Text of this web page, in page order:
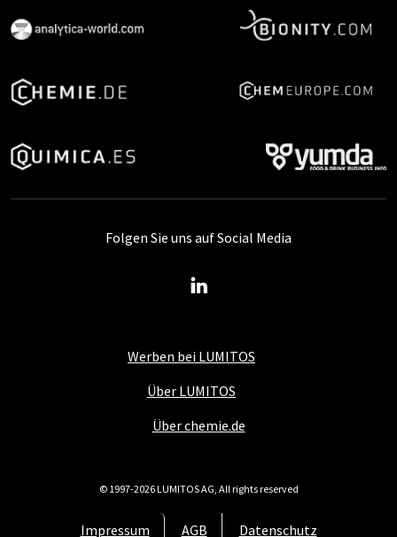
Werben bei LUMITOS
Über LUMITOS
Über chemie.de
Impressum AGB Datenschutz
Folgen Sie uns auf Social Media
© 1997-2026 LUMITOS AG, All rights reserved